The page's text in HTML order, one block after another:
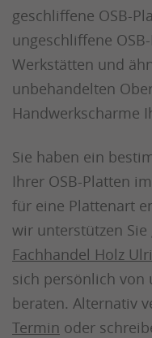
geschliffene OSB-
ungeschliffene
Werkstätten und
unbehandelten
Handwerkscharme
Sie haben ein
Ihrer OSB-Platten
für eine Plattenart
wir unterstützen Sie
Fachhandel Holz
sich persönlich von
beraten. Alternativ
Termin oder